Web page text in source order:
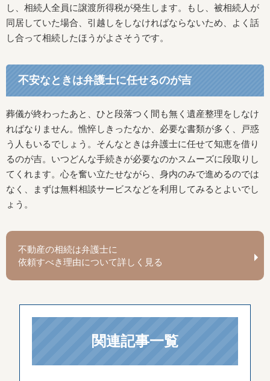
し、相続人全員に譲渡所得税が発生します。もし、被相続人が
同居していた場合、引越しをしなければならないため、よく話
し合って相続したほうがよさそうです。
不安なときは弁護士に任せるのが吉
葬儀が終わったあと、ひと段落つく間も無く遺産整理をしなけ
ればなりません。憔悴しきったなか、必要な書類が多く、戸惑
う人もいるでしょう。そんなときは弁護士に任せて知恵を借り
るのが吉。いつどんな手続きが必要なのかスムーズに段取りし
てくれます。心を奮い立たせながら、身内のみで進めるのでは
なく、まずは無料相談サービスなどを利用してみるとよいでし
ょう。
不動産の相続は弁護士に
依頼すべき理由について詳しく見る
関連記事一覧